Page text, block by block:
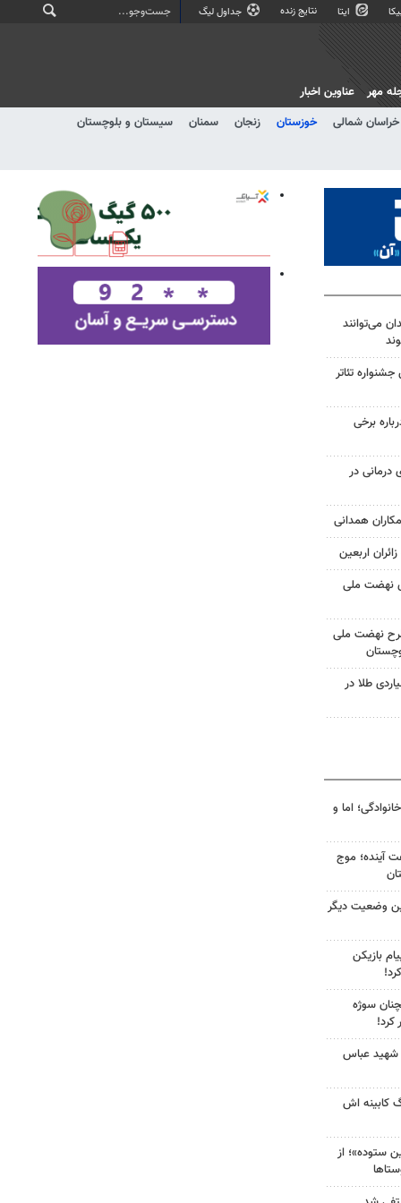
ایتا نتایج زنده جداول لیگ
خراسان شمالی خوزستان زنجان سمنان
سیستان و بلوچستان
مهر عناوین اخبار
می‌توانند
تئاتر
برخی
درمانی در
نهضت ملی
طرح نهضت ملی
به سرقت ۳۵ میلیاردی طلا در
اما و
کشور در ۷۲ ساعت آینده؛ موج
وضعیت دیگر
بازیکن
سوژه
کرد!
شهید عباس
کابینه اش
ستوده»؛ از